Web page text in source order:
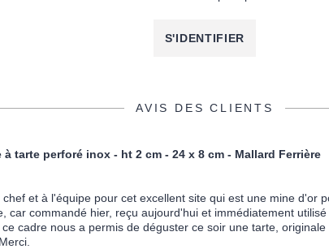
S'IDENTIFIER
AVIS DES CLIENTS
à tarte perforé inox - ht 2 cm - 24 x 8 cm - Mallard Ferrière
chef et à l'équipe pour cet excellent site qui est une mine d'or
car commandé hier, reçu aujourd'hui et immédiatement
cadre nous a permis de déguster ce soir une tarte,